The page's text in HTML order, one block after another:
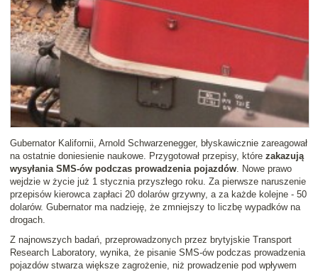
Gubernator Kalifornii, Arnold Schwarzenegger, błyskawicznie zareagował
na ostatnie doniesienie naukowe. Przygotował przepisy, które zakazują
wysyłania SMS-ów podczas prowadzenia pojazdów. Nowe prawo
wejdzie w życie już 1 stycznia przyszłego roku. Za pierwsze naruszenie
przepisów kierowca zapłaci 20 dolarów grzywny, a za każde kolejne - 50
dolarów. Gubernator ma nadzieję, że zmniejszy to liczbę wypadków na
drogach.
Z najnowszych badań, przeprowadzonych przez brytyjskie Transport
Research Laboratory, wynika, że pisanie SMS-ów podczas prowadzenia
pojazdów stwarza większe zagrożenie, niż prowadzenie pod wpływem